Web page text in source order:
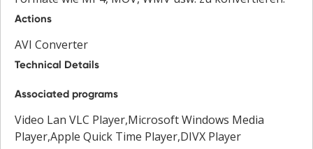
Actions
AVI Converter
Technical Details
Associated programs
Video Lan VLC Player,Microsoft Windows Media
Player,Apple Quick Time Player,DIVX Player